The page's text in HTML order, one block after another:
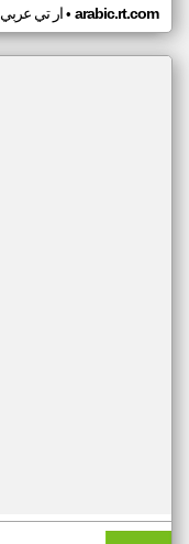
ار تي عربي• arabic.rt.com